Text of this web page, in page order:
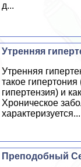
д...
Утренняя
Утренняя
такое
гипертензия) и
Хроническое
хаpaктеризуется...
Преподобный